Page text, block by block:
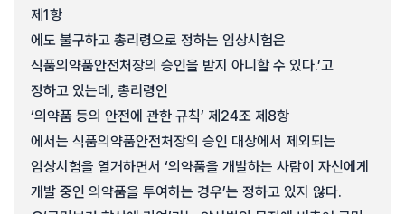
제1항
에도 불구하고 총리령으로 정하는 임상시험은
식품의약품안전처장의 승인을 받지 아니할 수 있다.’고
정하고 있는데, 총리령인
‘의약품 등의 안전에 관한 규칙’ 제24조 제8항
에서는 식품의약품안전처장의 승인 대상에서 제외되는
임상시험을 열거하면서 ‘의약품을 개발하는 사람이 자신에게
개발 중인 의약품을 투여하는 경우’는 정하고 있지 않다.